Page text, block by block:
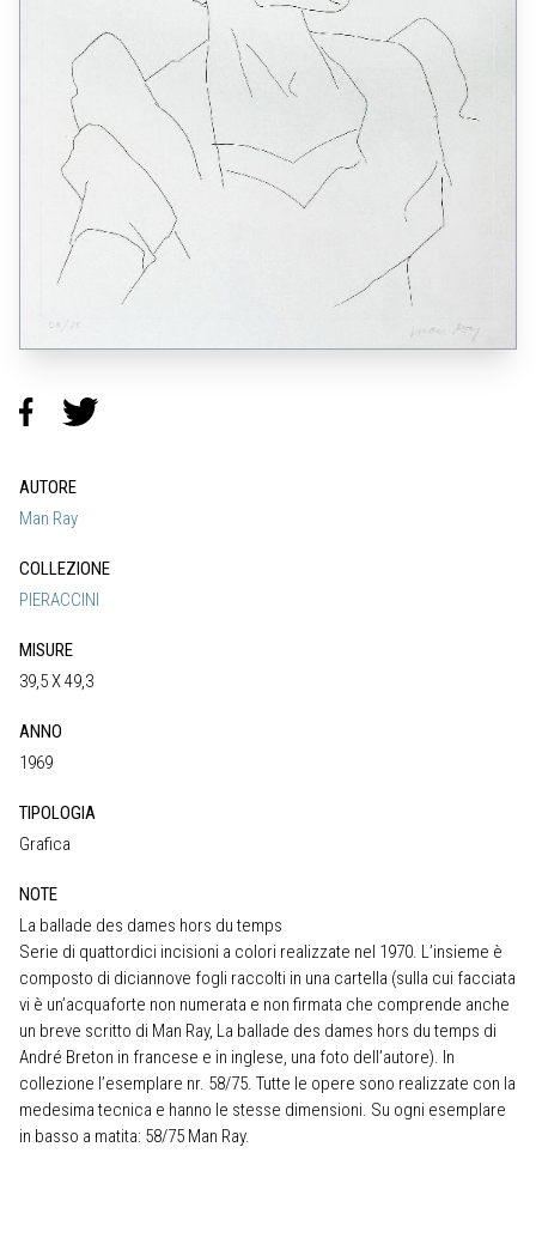
AUTORE
Man Ray
COLLEZIONE
PIERACCINI
MISURE
39,5 X 49,3
ANNO
1969
TIPOLOGIA
Grafica
NOTE
La ballade des dames hors du temps
Serie di quattordici incisioni a colori realizzate nel 1970. L’insieme è
composto di diciannove fogli raccolti in una cartella (sulla cui facciata
vi è un’acquaforte non numerata e non firmata che comprende anche
un breve scritto di Man Ray, La ballade des dames hors du temps di
André Breton in francese e in inglese, una foto dell’autore). In
collezione l’esemplare nr. 58/75. Tutte le opere sono realizzate con la
medesima tecnica e hanno le stesse dimensioni. Su ogni esemplare
in basso a matita: 58/75 Man Ray.